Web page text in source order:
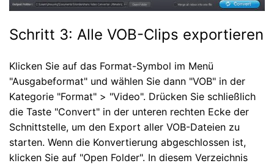
Schritt 3: Alle VOB-Clips exportieren
Klicken Sie auf das Format-Symbol im Menü
"Ausgabeformat" und wählen Sie dann "VOB" in der
Kategorie "Format" > "Video". Drücken Sie schließlich
die Taste "Convert" in der unteren rechten Ecke der
Schnittstelle, um den Export aller VOB-Dateien zu
starten. Wenn die Konvertierung abgeschlossen ist,
klicken Sie auf "Open Folder". In diesem Verzeichnis